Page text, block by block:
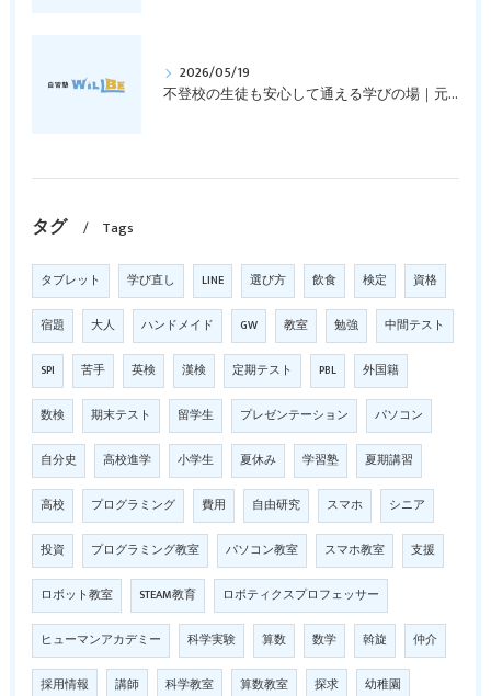
2026/05/19
不登校の生徒も安心して通える学びの場｜元中学高校教員で私立学校の放課後校内塾を経営する西宮・今津の習いごと教室＆自習塾WillBe
タグ Tags
タブレット 学び直し LINE 選び方 飲食 検定 資格
宿題 大人 ハンドメイド GW 教室 勉強 中間テスト
SPI 苦手 英検 漢検 定期テスト PBL 外国籍
数検 期末テスト 留学生 プレゼンテーション パソコン
自分史 高校進学 小学生 夏休み 学習塾 夏期講習
高校 プログラミング 費用 自由研究 スマホ シニア
投資 プログラミング教室 パソコン教室 スマホ教室 支援
ロボット教室 STEAM教育 ロボティクスプロフェッサー
ヒューマンアカデミー 科学実験 算数 数学 斡旋 仲介
採用情報 講師 科学教室 算数教室 探求 幼稚園